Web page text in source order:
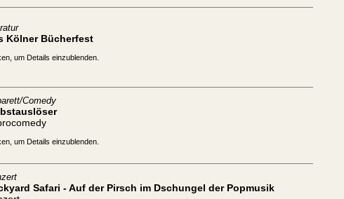
Kölner Bücherfest
um Details einzublenden.
Comedy
um Details einzublenden.
Safari - Auf der Pirsch im Dschungel der Popmusik